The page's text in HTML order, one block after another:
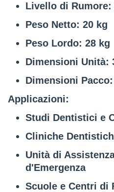
Livello di Rumore:
Peso Netto: 20 kg
Peso Lordo: 28 kg
Dimensioni Unità:
Dimensioni Pacco
Applicazioni:
Studi Dentistici e
Cliniche
Unità di
d'Emergenza
Scuole e Centri di